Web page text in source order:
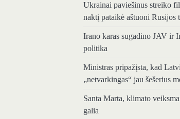
Ukrainai paviešinus streiko
naktį pataikė aštuoni Rusijos
Irano karas sugadino JAV ir
politika
Ministras pripažįsta, kad
„netvarkingas“ jau šešerius
Santa Marta, klimato
galia